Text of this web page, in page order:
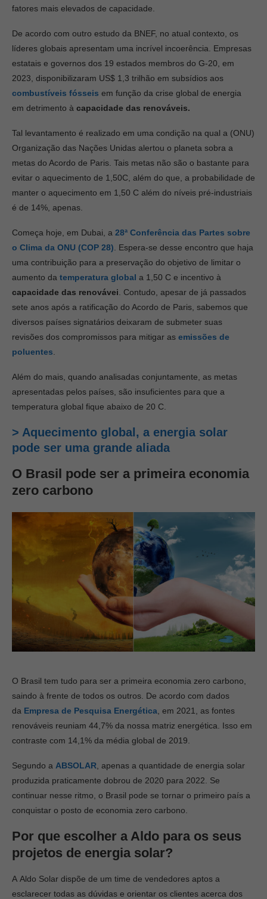
fatores mais elevados de capacidade.
De acordo com outro estudo da BNEF, no atual contexto, os
líderes globais apresentam uma incrível incoerência. Empresas
estatais e governos dos 19 estados membros do G-20, em
2023, disponibilizaram US$ 1,3 trilhão em subsídios aos
combustíveis fósseis em função da crise global de energia
em detrimento à capacidade das renováveis.
Tal levantamento é realizado em uma condição na qual a (ONU)
Organização das Nações Unidas alertou o planeta sobra a
metas do Acordo de Paris. Tais metas não são o bastante para
evitar o aquecimento de 1,50C, além do que, a probabilidade de
manter o aquecimento em 1,50 C além do níveis pré-industriais
é de 14%, apenas.
Começa hoje, em Dubai, a 28ª Conferência das Partes sobre
o Clima da ONU (COP 28). Espera-se desse encontro que haja
uma contribuição para a preservação do objetivo de limitar o
aumento da temperatura global a 1,50 C e incentivo à
capacidade das renovávei. Contudo, apesar de já passados
sete anos após a ratificação do Acordo de Paris, sabemos que
diversos países signatários deixaram de submeter suas
revisões dos compromissos para mitigar as emissões de
poluentes.
Além do mais, quando analisadas conjuntamente, as metas
apresentadas pelos países, são insuficientes para que a
temperatura global fique abaixo de 20 C.
> Aquecimento global, a energia solar
pode ser uma grande aliada
O Brasil pode ser a primeira economia
zero carbono
O Brasil tem tudo para ser a primeira economia zero carbono
saindo à frente de todos os outros. De acordo com dados
da Empresa de Pesquisa Energética , em 2021, as fontes
renováveis reuniam 44,7% da nossa matriz energética. Isso em
contraste com 14,1% da média global de 2019.
Segundo a ABSOLAR , apenas a quantidade de energia solar
produzida praticamente dobrou de 2020 para 2022. Se
continuar nesse ritmo, o Brasil pode se tornar o primeiro país a
conquistar o posto de economia zero carbono
Por que escolher a Aldo para os seus
projetos de energia solar?
A Aldo Solar dispõe de um time de vendedores aptos a
esclarecer todas as dúvidas e orientar os clientes acerca dos